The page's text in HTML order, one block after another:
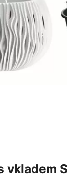
vkladem